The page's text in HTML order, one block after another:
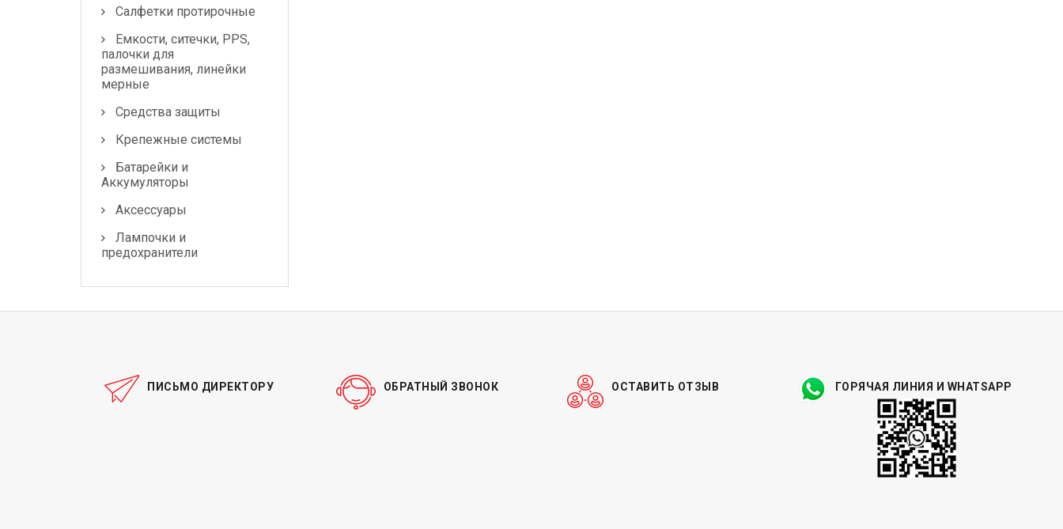
Салфетки протирочные
Емкости, ситечки, PPS,
палочки для
размешивания, линейки
мерные
Средства защиты
Крепежные системы
Батарейки и
Аккумуляторы
Аксессуары
Лампочки и
предохранители
ПИСЬМО ДИРЕКТОРУ ОБРАТНЫЙ ЗВОНОК ОСТАВИТЬ ОТЗЫВ ГОРЯЧАЯ ЛИНИЯ И WHATSAPP